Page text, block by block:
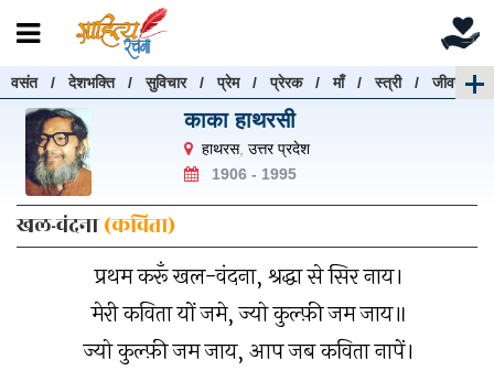
वसंत/देशभक्ति/सुविचार/प्रेम/प्रेरक/माँ/स्त्री/जीवन
काका हाथरसी
हाथरस, उत्तर प्रदेश
1906 - 1995
खल-वंदना(कविता)
प्रथम करूँ खल-वंदना, श्रद्धा से सिर नाय।
मेरी कविता यों जमे, ज्यो कुल्फ़ी जम जाय॥
ज्यो कुल्फ़ी जम जाय, आप जब कविता नापें।
रचनाएँ खोजें
रचनाएँ खोजने के लिए नीचे दी गई बॉक्स में हिन्दी में लिखें और
"खोजें" बटन पर क्लिक करें
हटाएँ
खोजें